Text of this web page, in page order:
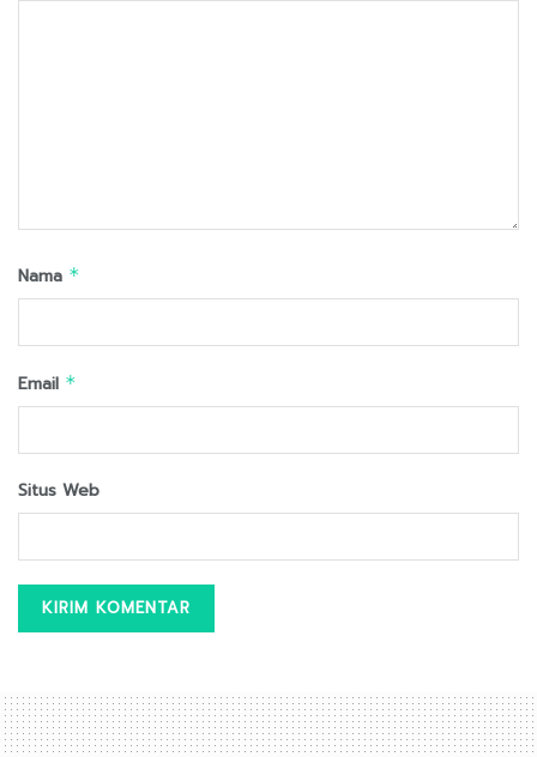
Nama *
Email *
Situs Web